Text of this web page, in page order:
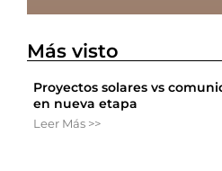
Más visto
Proyectos solares vs
en nueva etapa
Leer Más >>